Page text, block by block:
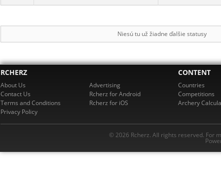
Niesú tu už žiadne ďalšie statusy
RCHERZ
About Us
Contact Us
Terms and Conditions
Privacy Policy
Advertising
Rcherz for Android
Rcherz for iOS
CONTENT
Countries
Competitions
Archery
© 2026 Rcherz. All rights reserved. For